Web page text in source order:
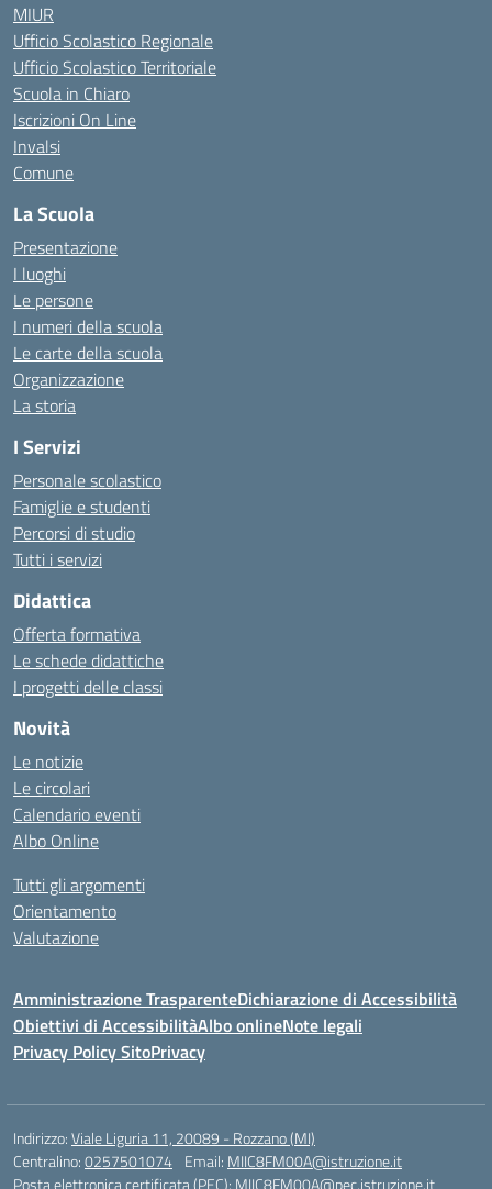
MIUR
Ufficio Scolastico Regionale
Ufficio Scolastico Territoriale
Scuola in Chiaro
Iscrizioni On Line
Invalsi
Comune
La Scuola
Presentazione
I luoghi
Le persone
I numeri della scuola
Le carte della scuola
Organizzazione
La storia
I Servizi
Personale scolastico
Famiglie e studenti
Percorsi di studio
Tutti i servizi
Didattica
Offerta formativa
Le schede didattiche
I progetti delle classi
Novità
Le notizie
Le circolari
Calendario eventi
Albo Online
Tutti gli argomenti
Orientamento
Valutazione
Amministrazione TrasparenteDichiarazione di Accessibilità
Obiettivi di AccessibilitàAlbo onlineNote legali
Privacy Policy SitoPrivacy
Indirizzo:Viale Liguria 11, 20089 - Rozzano (MI)
Centralino:0257501074 Email: MIIC8FM00A@istruzione.it
Posta elettronica certificata (PEC): MIIC8FM00A@pec.istruzione.it